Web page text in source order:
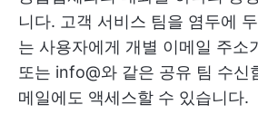
니다. 고객 서비스 팀을 염두에
는 사용자에게 개별 이메일 주소
또는 info@와 같은 공유 팀 수신
메일에도 액세스할 수 있습니다.